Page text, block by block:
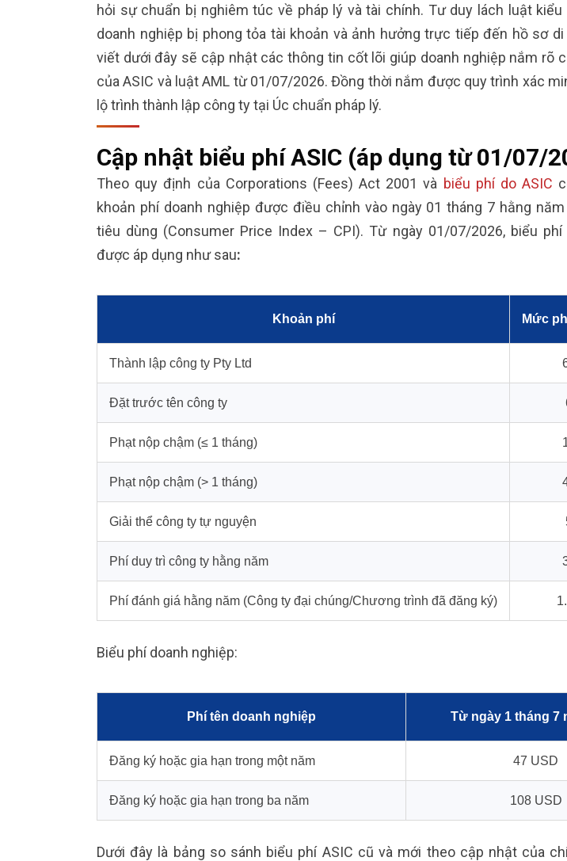
hỏi sự chuẩn bị nghiêm túc về pháp lý và tài chính. Tư duy lách luật
doanh nghiệp bị phong tỏa tài khoản và ảnh hưởng trực tiếp đến hồ sơ di
viết dưới đây sẽ cập nhật các thông tin cốt lõi giúp doanh nghiệp nắm rõ
của ASIC và luật AML từ 01/07/2026. Đồng thời nắm được quy trình xác
lộ trình thành lập công ty tại Úc chuẩn pháp lý.
Cập nhật biểu phí ASIC (áp dụng từ 01/07/
Theo quy định của Corporations (Fees) Act 2001 và biểu phí do ASIC
khoản phí doanh nghiệp được điều chỉnh vào ngày 01 tháng 7 hằng
tiêu dùng (Consumer Price Index – CPI). Từ ngày 01/07/2026, biểu
được áp dụng như sau:
Khoản phí Mức
Thành lập công ty Pty Ltd
Đặt trước tên công ty
Phạt nộp chậm (≤ 1 tháng)
Phạt nộp chậm (> 1 tháng)
Giải thể công ty tự nguyện
Phí duy trì công ty hằng năm
Phí đánh giá hằng năm (Công ty đại chúng/Chương trình đã đăng ký)
Biểu phí doanh nghiệp:
Phí tên doanh nghiệp Từ ngày 1 tháng 7
Đăng ký hoặc gia hạn trong một năm 47 USD
Đăng ký hoặc gia hạn trong ba năm 108 USD
Dưới đây là bảng so sánh biểu phí ASIC cũ và mới theo cập nhật của